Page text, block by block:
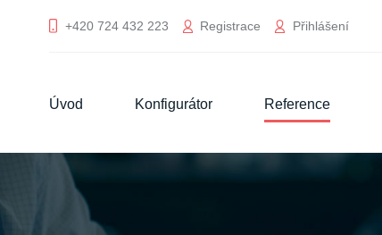
+420 724 432 223 Registrace Přihlášení
Úvod Konfigurátor Reference